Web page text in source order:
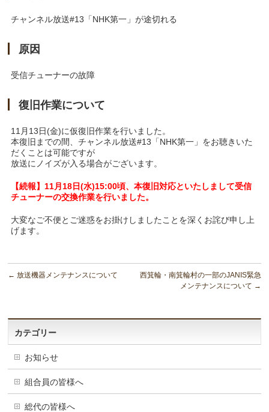
チャンネル放送#13「NHK第一」が途切れる
原因
受信チューナーの故障
復旧作業について
11月13日(金)に仮復旧作業を行いました。
本復旧までの間、チャンネル放送#13「NHK第一」をお聴きいた
だくことは可能ですが
放送にノイズが入る場合がございます。
【続報】11月18日(水)15:00頃、本復旧対応といたしまして受信
チューナーの交換作業を行いました。
大変なご不便とご迷惑をお掛けしましたことを深くお詫び申し上
げます。
← 放送機器メンテナンスについて
西箕輪・南箕輪村の一部のJANIS緊急
メンテナンスについて →
カテゴリー
お知らせ
組合員の皆様へ
総代の皆様へ